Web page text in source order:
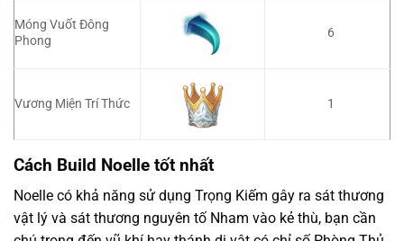
Móng Vuốt Đông
Phong
6
Vương Miện Trí Thức 1
Cách Build Noelle tốt nhất
Noelle có khả năng sử dụng Trọng Kiếm gây ra sát thương
vật lý và sát thương nguyên tố Nham vào kẻ thù, bạn cần